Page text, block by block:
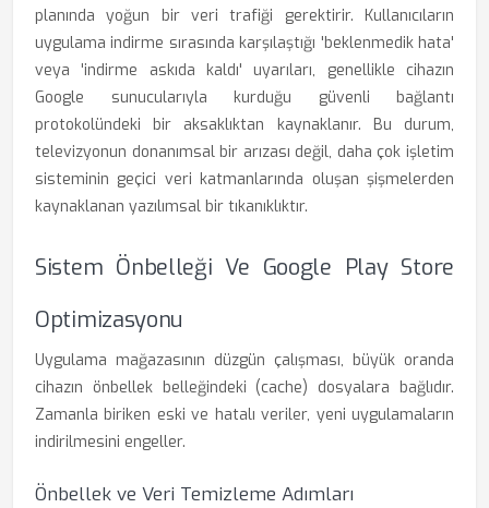
planında yoğun bir veri trafiği gerektirir. Kullanıcıların
uygulama indirme sırasında karşılaştığı 'beklenmedik hata'
veya 'indirme askıda kaldı' uyarıları, genellikle cihazın
Google sunucularıyla kurduğu güvenli bağlantı
protokolündeki bir aksaklıktan kaynaklanır. Bu durum,
televizyonun donanımsal bir arızası değil, daha çok işletim
sisteminin geçici veri katmanlarında oluşan şişmelerden
kaynaklanan yazılımsal bir tıkanıklıktır.
Sistem Önbelleği Ve Google Play Store
Optimizasyonu
Uygulama mağazasının düzgün çalışması, büyük oranda
cihazın önbellek belleğindeki (cache) dosyalara bağlıdır.
Zamanla biriken eski ve hatalı veriler, yeni uygulamaların
indirilmesini engeller.
Önbellek ve Veri Temizleme Adımları